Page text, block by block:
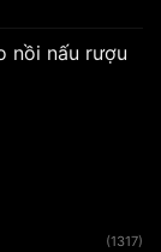
nồi nấu rượu
(1317)